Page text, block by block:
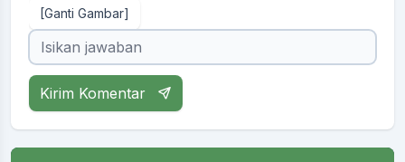
[Ganti Gambar]
Kirim Komentar